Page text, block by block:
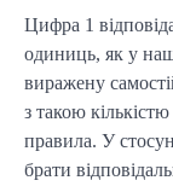
Цифра 1
одиниць, як у
виражену
з такою
правила. У
брати